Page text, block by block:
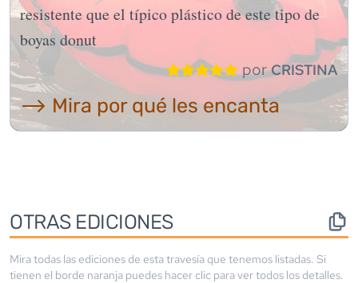
resistente que el típico plástico de este tipo de
boyas donut
porCRISTINA
⟶ Mira por qué les encanta
OTRAS EDICIONES
Mira todas las ediciones de esta travesía que tenemos listadas. Si
tienen el borde naranja puedes hacer clic para ver todos los detalles.